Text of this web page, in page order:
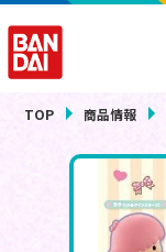
TOP 商品情報